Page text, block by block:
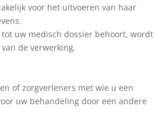
voor het uitvoeren van haar
uw medisch dossier behoort, wordt
de verwerking.
of zorgverleners met wie u een
uw behandeling door een andere